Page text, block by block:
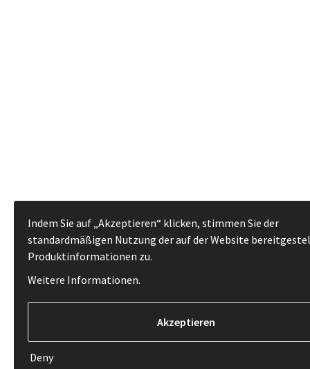
Indem Sie auf „Akzeptieren“ klicken, stimmen Sie der
standardmäßigen Nutzung der auf der Website
Produktinformationen zu.
Weitere Informationen.
Deny